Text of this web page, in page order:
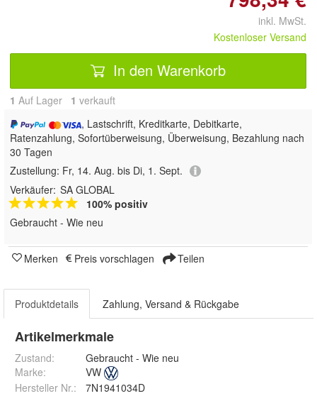
inkl. MwSt.
Kostenloser Versand
In den Warenkorb
1 Auf Lager 1 verkauft
, Lastschrift, Kreditkarte, Debitkarte,
Ratenzahlung, Sofortüberweisung, Überweisung, Bezahlung nach
30 Tagen
Zustellung: Fr, 14. Aug. bis Di, 1. Sept.
Verkäufer: SA GLOBAL
100% positiv
Gebraucht - Wie neu
Merken Preis vorschlagen Teilen
Produktdetails Zahlung, Versand & Rückgabe
Artikelmerkmale
Zustand:
Gebraucht - Wie neu
Marke:
VW
Hersteller Nr.:
7N1941034D